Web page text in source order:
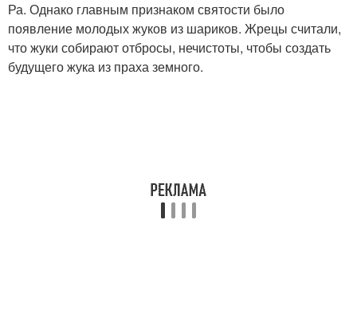
Ра. Однако главным признаком святости было
появление молодых жуков из шариков. Жрецы считали,
что жуки собирают отбросы, нечистоты, чтобы создать
будущего жука из праха земного.